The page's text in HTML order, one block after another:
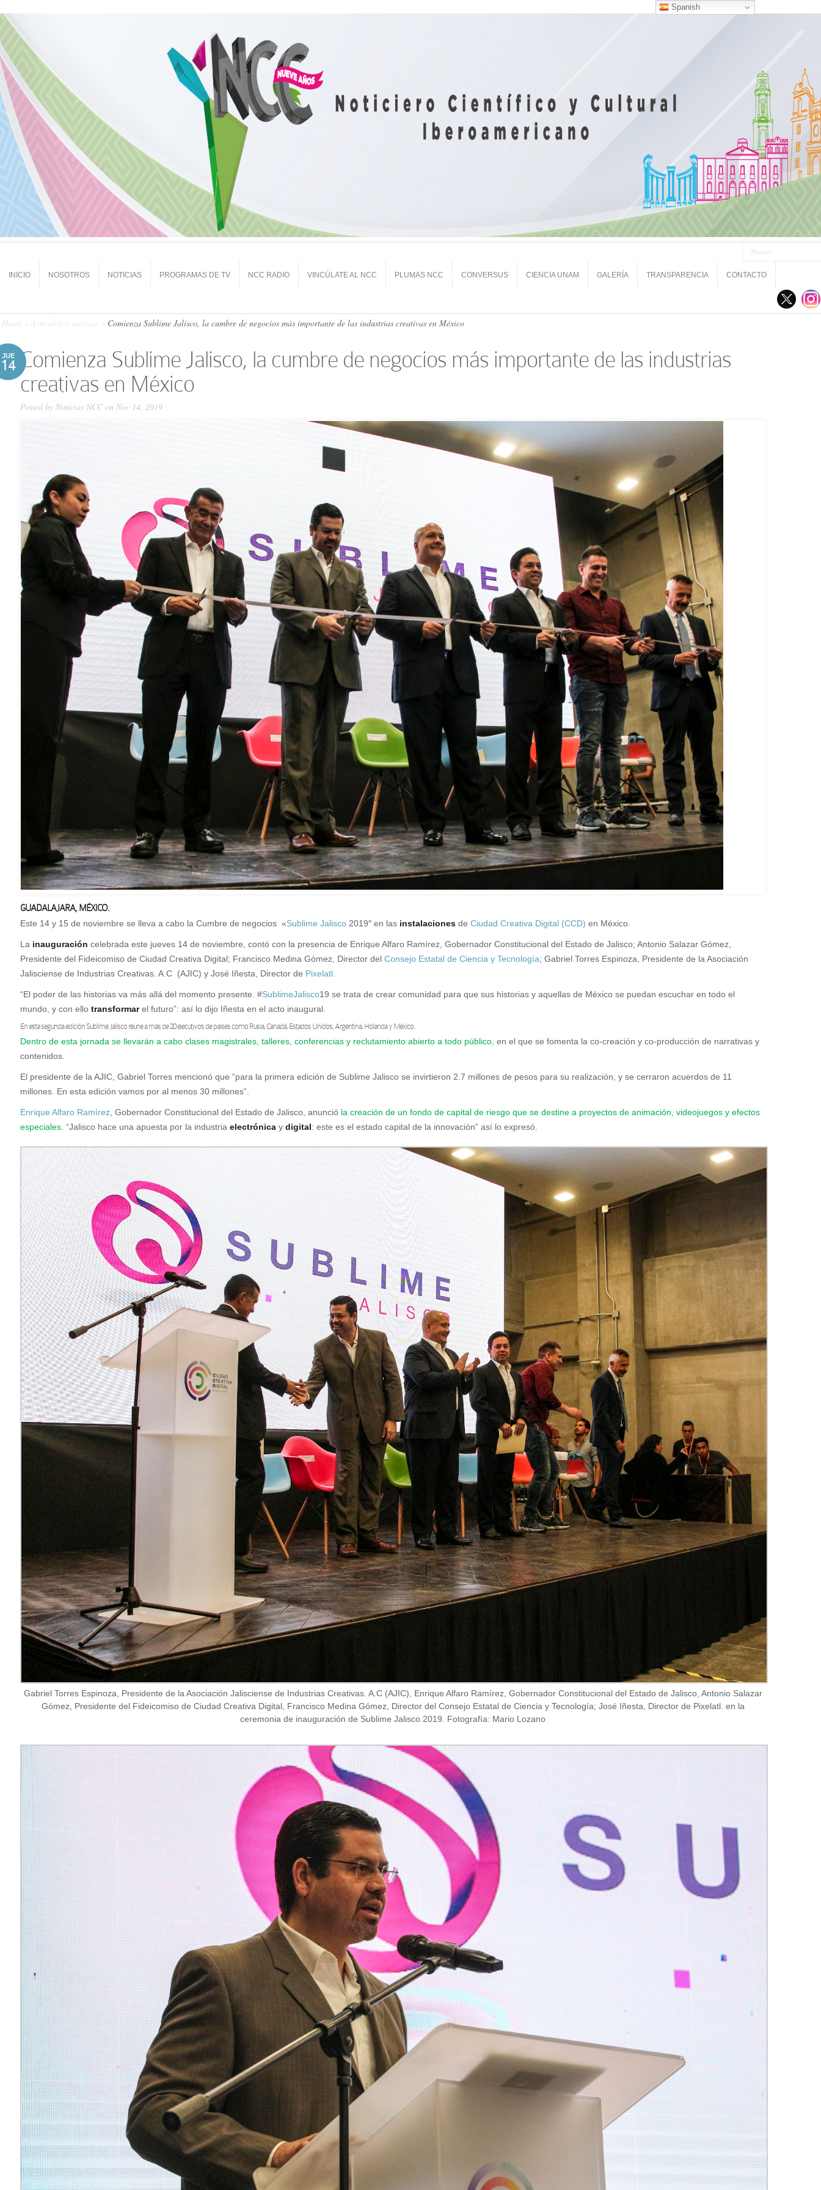
INICIO NOSOTROS NOTICIAS PROGRAMAS DE TV NCC RADIO VINCÚLATE AL NCC PLUMAS NCC CONVERSUS CIENCIA UNAM GALERÍA TRANSPARENCIA CONTACTO
Home Artículos o noticias Comienza Sublime Jalisco, la cumbre de negocios más importante de las industrias creativas en México
JUE
14 Comienza Sublime Jalisco, la cumbre de negocios más importante de las industrias
creativas en México
Posted by Noticias NCCon Nov 14, 2019
GUADALAJARA, MÉXICO.
Este 14 y 15 de noviembre se lleva a cabo la Cumbre de negocios «Sublime Jalisco 2019″ en las instalaciones de Ciudad Creativa Digital (CCD) en México
La inauguración celebrada este jueves 14 de noviembre, contó con la presencia de Enrique Alfaro Ramírez, Gobernador Constitucional del Estado de Jalisco; Antonio Salazar Gómez,
Presidente del Fideicomiso de Ciudad Creativa Digital; Francisco Medina Gómez, Director del Consejo Estatal de Ciencia y Tecnología; Gabriel Torres Espinoza, Presidente de la Asociación
Jalisciense de Industrias Creativas. A.C (AJIC) y José Iñesta, Director de Pixelatl.
“El poder de las historias va más allá del momento presente. #SublimeJalisco19 se trata de crear comunidad para que sus historias y aquellas de México se puedan escuchar en todo el
mundo, y con ello transformarel futuro”: así lo dijo Iñesta en el acto inaugural.
En esta segunda edición Sublime Jalisco reúne a más de 20 ejecutivos de países como Rusia, Canadá, Estados Unidos, Argentina, Holanda y México.
Dentro de esta jornada se llevarán a cabo clases magistrales, talleres, conferencias y reclutamiento abierto a todo público, en el que se fomenta la co-creación y co-producción de narrativas y
contenidos.
El presidente de la AJIC, Gabriel Torres mencionó que “para la primera edición de Sublime Jalisco se invirtieron 2.7 millones de pesos para su realización, y se cerraron acuerdos de 11
millones. En esta edición vamos por al menos 30 millones”.
Enrique Alfaro Ramírez , Gobernador Constitucional del Estado de Jalisco, anunció la creación de un fondo de capital de riesgo que se destine a proyectos de animación, videojuegos y efectos
especiales. “Jalisco hace una apuesta por la industria electrónica y digital: este es el estado capital de la innovación” así lo expresó.
Gabriel Torres Espinoza, Presidente de la Asociación Jalisciense de Industrias Creativas. A.C (AJIC), Enrique Alfaro Ramírez, Gobernador Constitucional del Estado de Jalisco, Antonio Salazar
Gómez, Presidente del Fideicomiso de Ciudad Creativa Digital, Francisco Medina Gómez, Director del Consejo Estatal de Ciencia y Tecnología; José Iñesta, Director de Pixelatl. en la
ceremonia de inauguración de Sublime Jalisco 2019. Fotografía: Mario Lozano
Spanish